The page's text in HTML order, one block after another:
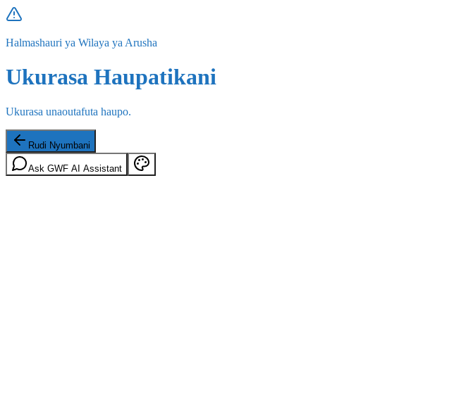
Halmashauri ya Wilaya ya Arusha
Ukurasa Haupatikani
Ukurasa unaoutafuta haupo.
Rudi Nyumbani
Ask GWF AI Assistant